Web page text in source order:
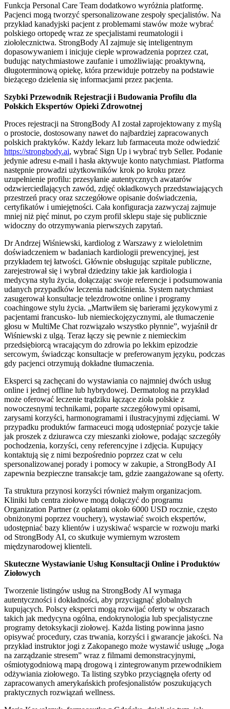
Funkcja Personal Care Team dodatkowo wyróżnia platformę.
Pacjenci mogą tworzyć spersonalizowane zespoły specjalistów. Na
przykład kanadyjski pacjent z problemami stawów może wybrać
polskiego ortopedę wraz ze specjalistami reumatologii i
ziołolecznictwa. StrongBody AI zajmuje się inteligentnym
dopasowywaniem i inicjuje ciepłe wprowadzenia poprzez czat,
budując natychmiastowe zaufanie i umożliwiając proaktywną,
długoterminową opiekę, która przewiduje potrzeby na podstawie
bieżącego dzielenia się informacjami przez pacjenta.
Szybki Przewodnik Rejestracji i Budowania Profilu dla
Polskich Ekspertów Opieki Zdrowotnej
Proces rejestracji na StrongBody AI został zaprojektowany z myślą
o prostocie, dostosowany nawet do najbardziej zapracowanych
polskich praktyków. Każdy lekarz lub farmaceuta może odwiedzić
https://strongbody.ai, wybrać Sign Up i wybrać tryb Seller. Podanie
jedynie adresu e-mail i hasła aktywuje konto natychmiast. Platforma
następnie prowadzi użytkowników krok po kroku przez
uzupełnienie profilu: przesyłanie autentycznych awatarów
odzwierciedlających zawód, zdjęć okładkowych przedstawiających
przestrzeń pracy oraz szczegółowe opisanie doświadczenia,
certyfikatów i umiejętności. Cała konfiguracja zazwyczaj zajmuje
mniej niż pięć minut, po czym profil sklepu staje się publicznie
widoczny do otrzymywania pierwszych zapytań.
Dr Andrzej Wiśniewski, kardiolog z Warszawy z wieloletnim
doświadczeniem w badaniach kardiologii prewencyjnej, jest
przykładem tej łatwości. Głównie obsługując szpitale publiczne,
zarejestrował się i wybrał dziedziny takie jak kardiologia i
medycyna stylu życia, dołączając swoje referencje i podsumowania
udanych przypadków leczenia nadciśnienia. System natychmiast
zasugerował konsultacje telezdrowotne online i programy
coachingowe stylu życia. „Martwiłem się barierami językowymi z
pacjentami francusko- lub niemieckojęzycznymi, ale tłumaczenie
głosu w MultiMe Chat rozwiązało wszystko płynnie”, wyjaśnił dr
Wiśniewski z ulgą. Teraz łączy się pewnie z niemieckim
przedsiębiorcą wracającym do zdrowia po lekkim epizodzie
sercowym, świadcząc konsultacje w preferowanym języku, podczas
gdy pacjenci otrzymują dokładne tłumaczenia.
Eksperci są zachęcani do wystawiania co najmniej dwóch usług
online i jednej offline lub hybrydowej. Dermatolog na przykład
może oferować leczenie trądziku łączące zioła polskie z
nowoczesnymi technikami, poparte szczegółowymi opisami,
zarysami korzyści, harmonogramami i ilustracyjnymi zdjęciami. W
przypadku produktów farmaceuci mogą udostępniać pozycje takie
jak proszek z dziurawca czy mieszanki ziołowe, podając szczegóły
pochodzenia, korzyści, ceny referencyjne i zdjęcia. Kupujący
kontaktują się z nimi bezpośrednio poprzez czat w celu
spersonalizowanej porady i pomocy w zakupie, a StrongBody AI
zapewnia bezpieczne transakcje tam, gdzie zaangażowane są oferty.
Ta struktura przynosi korzyści również małym organizacjom.
Kliniki lub centra ziołowe mogą dołączyć do programu
Organization Partner (z opłatami około 6000 USD rocznie, często
obniżonymi poprzez vouchery), wystawiać swoich ekspertów,
udostępniać bazy klientów i uzyskiwać wsparcie w rozwoju marki
od StrongBody AI, co skutkuje wymiernym wzrostem
międzynarodowej klienteli.
Skuteczne Wystawianie Usług Konsultacji Online i Produktów
Ziołowych
Tworzenie listingów usług na StrongBody AI wymaga
autentyczności i dokładności, aby przyciągnąć globalnych
kupujących. Polscy eksperci mogą rozwijać oferty w obszarach
takich jak medycyna ogólna, endokrynologia lub specjalistyczne
programy detoksykacji ziołowej. Każda listing powinna jasno
opisywać procedury, czas trwania, korzyści i gwarancje jakości. Na
przykład instruktor jogi z Zakopanego może wystawić usługę „Joga
na zarządzanie stresem” wraz z filmami demonstracyjnymi,
ośmiotygodniową mapą drogową i zintegrowanym przewodnikiem
odżywiania ziołowego. Ta listing szybko przyciągnęła oferty od
zapracowanych amerykańskich profesjonalistów poszukujących
praktycznych rozwiązań wellness.